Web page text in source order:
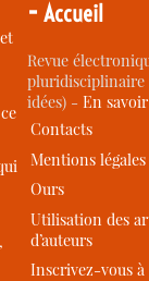
-Accueil
Revue
idées) -En
Contacts
Mentions légales
Ours
Utilisation des
d’auteurs
Inscrivez-vous